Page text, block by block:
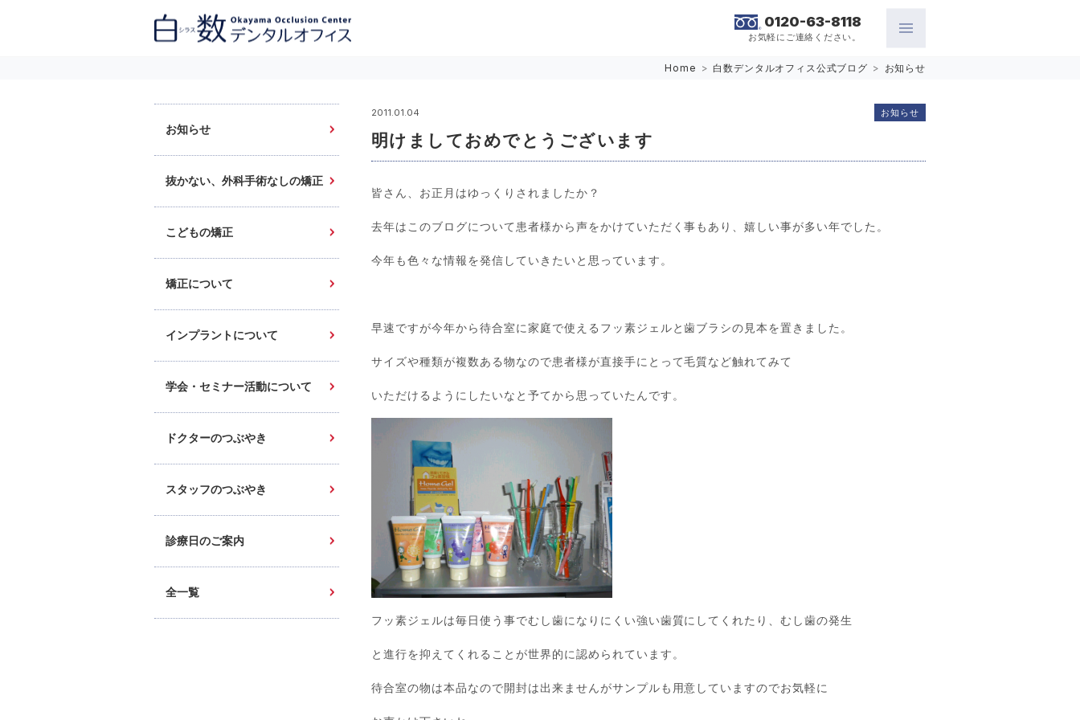
0120-63-8118
お気軽にご連絡ください。
Home > 白数デンタルオフィス公式ブログ > お知らせ
2011.01.04
明けましておめでとうございます
お知らせ
皆さん、お正月はゆっくりされましたか？
去年はこのブログについて患者様から声をかけていただく事もあり、嬉しい事が多い年でした。
今年も色々な情報を発信していきたいと思っています。
早速ですが今年から待合室に家庭で使えるフッ素ジェルと歯ブラシの見本を置きました。
サイズや種類が複数ある物なので患者様が直接手にとって毛質など触れてみて
いただけるようにしたいなと予てから思っていたんです。
フッ素ジェルは毎日使う事でむし歯になりにくい強い歯質にしてくれたり、むし歯の発生
と進行を抑えてくれることが世界的に認められています。
待合室の物は本品なので開封は出来ませんがサンプルも用意していますのでお気軽に
お知らせ
抜かない、外科手術なしの矯正
こどもの矯正
矯正について
インプラントについて
学会・セミナー活動について
ドクターのつぶやき
スタッフのつぶやき
診療日のご案内
全一覧